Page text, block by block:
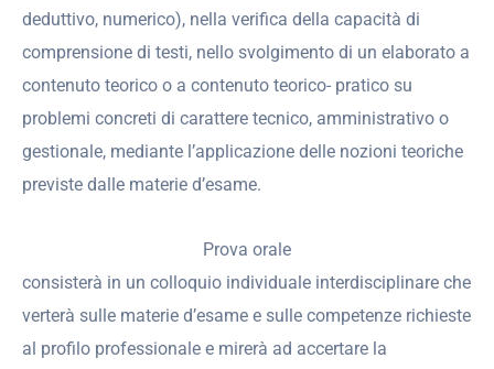
deduttivo, numerico), nella verifica della capacità di
comprensione di testi, nello svolgimento di un elaborato a
contenuto teorico o a contenuto teorico- pratico su
problemi concreti di carattere tecnico, amministrativo o
gestionale, mediante l’applicazione delle nozioni teoriche
previste dalle materie d’esame.
Prova orale
consisterà in un colloquio individuale interdisciplinare che
verterà sulle materie d’esame e sulle competenze richieste
al profilo professionale e mirerà ad accertare la